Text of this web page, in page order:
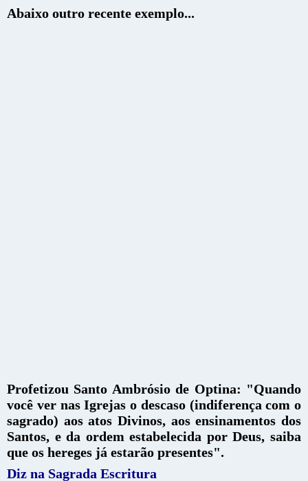
Abaixo outro recente exemplo...
Profetizou Santo Ambrósio de Optina: "Quando
você ver nas Igrejas o descaso (indiferença com o
sagrado) aos atos Divinos, aos ensinamentos dos
Santos, e da ordem estabelecida por Deus, saiba
que os hereges já estarão presentes".
Diz na Sagrada Escritura